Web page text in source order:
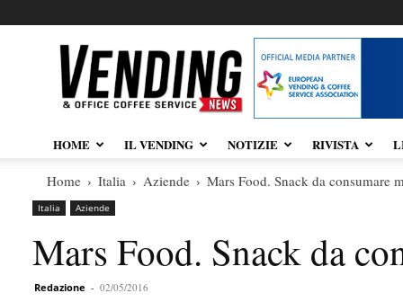
Vendingnews.it
HOME IL VENDING NOTIZIE RIVISTA
Home Italia Aziende Mars Food. Snack da consumare
Italia Aziende
Mars Food. Snack da
Redazione - 02/05/2016